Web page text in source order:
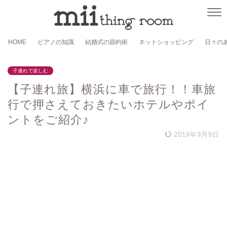
HOME ピアノの知識 結婚式の節約術 ネットショッピング 日々の
子連れで楽しむ
【子連れ旅】横浜に車で旅行！！車旅
行で押さえておきたいホテルやポイ
ントをご紹介♪
2019年9月9日